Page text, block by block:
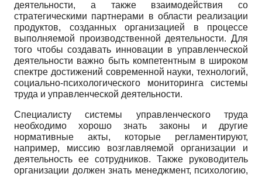
деятельности, а также взаимодействия со
стратегическими партнерами в области реализации
продуктов, созданных организацией в процессе
выполняемой производственной деятельности. Для
того чтобы создавать инновации в управленческой
деятельности важно быть компетентным в широком
спектре достижений современной науки, технологий,
социально-психологического мониторинга системы
труда и управленческой деятельности.
Специалисту системы управленческого труда
необходимо хорошо знать законы и другие
нормативные акты, которые регламентируют,
например, миссию возглавляемой организации и
деятельность ее сотрудников. Также руководитель
организации должен знать менеджмент, психологию,